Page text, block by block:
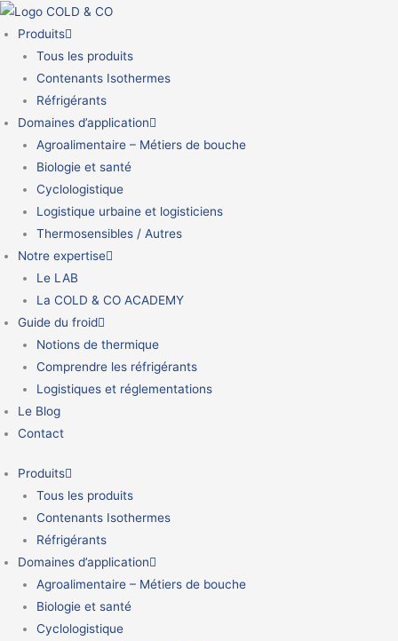
Aller
au
contenu
Produits
Tous les produits
Contenants Isothermes
Réfrigérants
Domaines d’application
Agroalimentaire – Métiers de bouche
Biologie et santé
Cyclologistique
Logistique urbaine et logisticiens
Thermosensibles / Autres
Notre expertise
Le LAB
La COLD & CO ACADEMY
Guide du froid
Notions de thermique
Comprendre les réfrigérants
Logistiques et réglementations
Le Blog
Contact
Produits
Tous les produits
Contenants Isothermes
Réfrigérants
Domaines d’application
Agroalimentaire – Métiers de bouche
Biologie et santé
Cyclologistique